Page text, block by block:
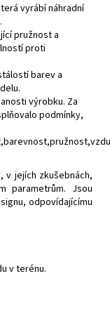
vyrábí náhradní
pružnost a
proti
barev a
výrobku. Za
podmínky,
jejích zkušebnách,
parametrům. Jsou
odpovídajícímu
v terénu.